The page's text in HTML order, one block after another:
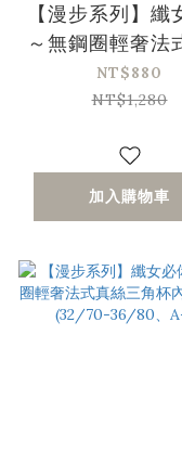
【漫步系列】纖
～無鋼圈輕奢法
三角杯內衣-白
(32/70-36/80
NT$880
NT$1,280
加入購物車